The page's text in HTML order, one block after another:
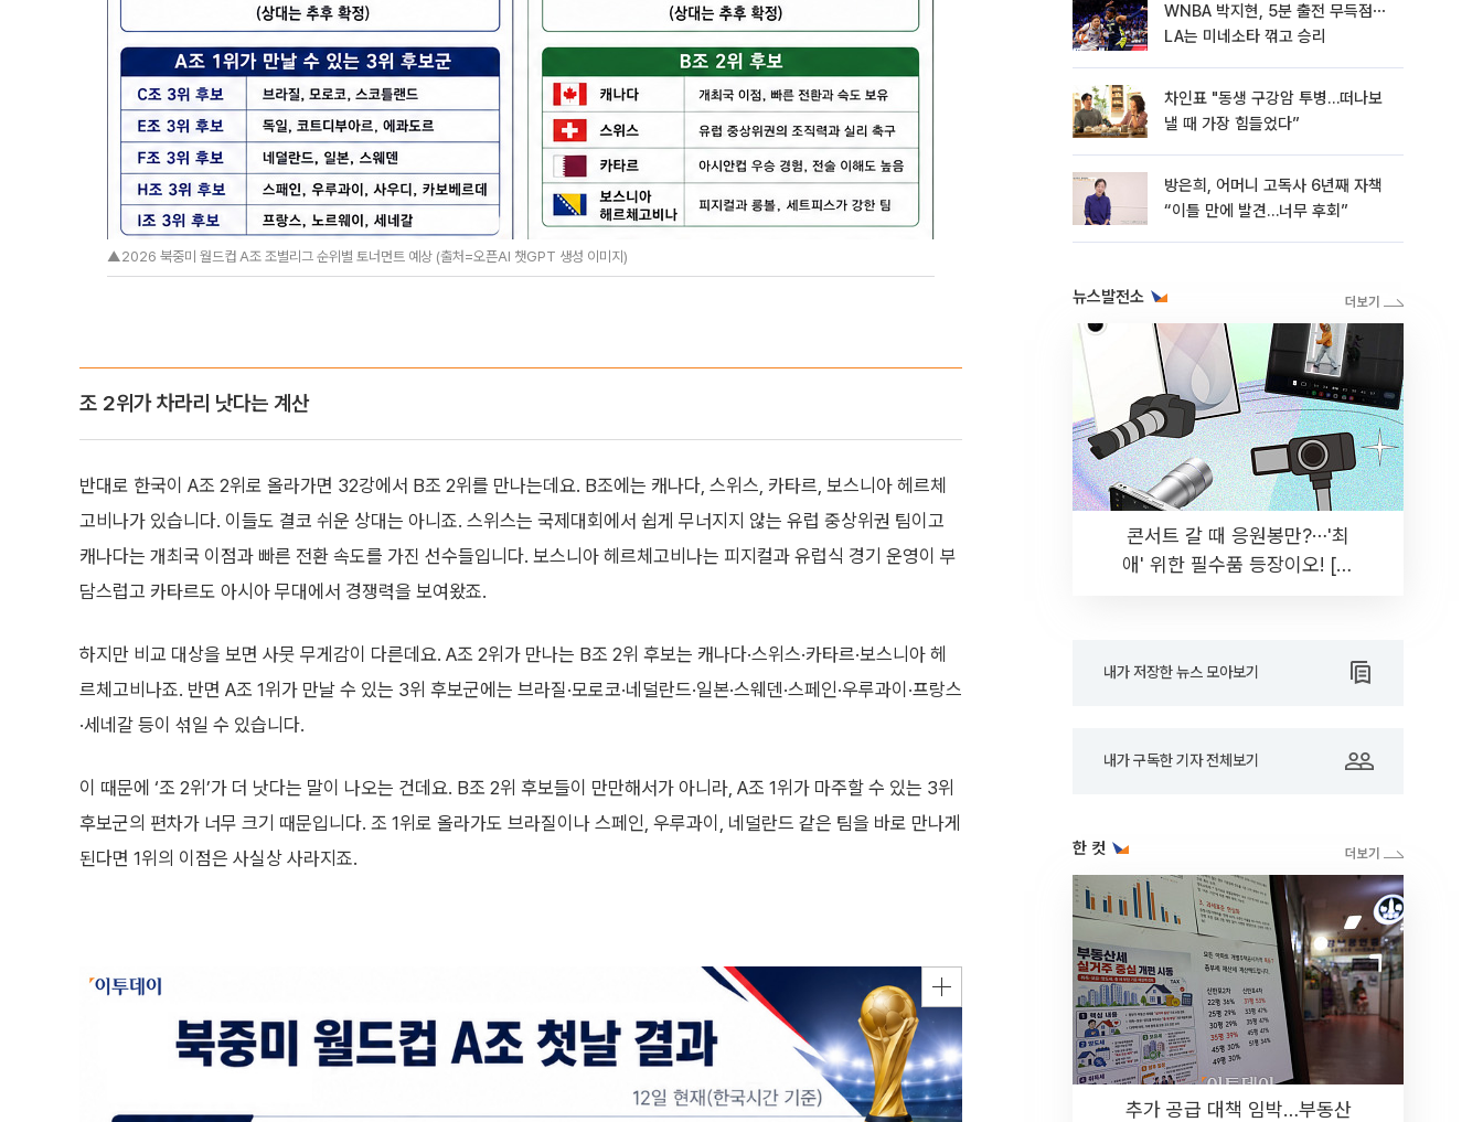
▲2026 북중미 월드컵 A조 조별리그 순위별 토너먼트 예상 (출처=오픈AI 챗GPT 생성 이미지)
조 2위가 차라리 낫다는 계산
반대로 한국이 A조 2위로 올라가면 32강에서 B조 2위를 만나는데요. B조에는 캐나다, 스위스, 카타르, 보스니아 헤르체
고비나가 있습니다. 이들도 결코 쉬운 상대는 아니죠. 스위스는 국제대회에서 쉽게 무너지지 않는 유럽 중상위권 팀이고
캐나다는 개최국 이점과 빠른 전환 속도를 가진 선수들입니다. 보스니아 헤르체고비나는 피지컬과 유럽식 경기 운영이 부
담스럽고 카타르도 아시아 무대에서 경쟁력을 보여왔죠.
하지만 비교 대상을 보면 사뭇 무게감이 다른데요. A조 2위가 만나는 B조 2위 후보는 캐나다·스위스·카타르·보스니아 헤
르체고비나죠. 반면 A조 1위가 만날 수 있는 3위 후보군에는 브라질·모로코·네덜란드·일본·스웨덴·스페인·우루과이·프랑스
·세네갈 등이 섞일 수 있습니다.
이 때문에 ‘조 2위’가 더 낫다는 말이 나오는 건데요. B조 2위 후보들이 만만해서가 아니라, A조 1위가 마주할 수 있는 3위
후보군의 편차가 너무 크기 때문입니다. 조 1위로 올라가도 브라질이나 스페인, 우루과이, 네덜란드 같은 팀을 바로 만나게
된다면 1위의 이점은 사실상 사라지죠.
WNBA 박지현, 5분 출전 무득점⋯
LA는 미네소타 꺾고 승리
차인표 "동생 구강암 투병…떠나보
낼 때 가장 힘들었다”
방은희, 어머니 고독사 6년째 자책
“이틀 만에 발견…너무 후회”
뉴스발전소
콘서트 갈 때 응원봉만?⋯'최
애' 위한 필수품 등장이오! [솔
내가 저장한 뉴스 모아보기
내가 구독한 기자 전체보기
한 컷
추가 공급 대책 임박…부동산